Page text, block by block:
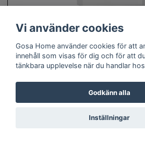
Zebra - Maison Berger
159 kr
Vi använder cookies
Gosa Home använder cookies för att
innehåll som visas för dig och för att
tänkbara upplevelse när du handlar
Godkänn alla
Inställningar